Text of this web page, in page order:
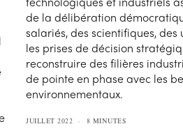
de la délibération
salariés, des scientifiques,
les prises de décision
reconstruire des filières
de pointe en phase avec les
environnementaux.
JUILLET 2022 8 MINUTES